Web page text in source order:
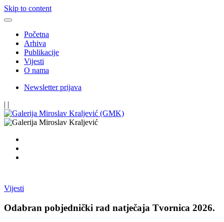
Skip to content
Početna
Arhiva
Publikacije
Vijesti
O nama
Newsletter prijava
| |
Vijesti
Odabran pobjednički rad natječaja Tvornica 2026.